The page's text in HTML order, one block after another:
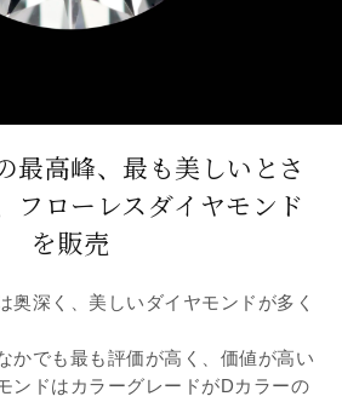
最高峰、最も美しいとさ
フローレスダイヤモンド
を販売
奥深く、美しいダイヤモンドが多く
かでも最も評価が高く、価値が高い
ンドはカラーグレードがDカラーの